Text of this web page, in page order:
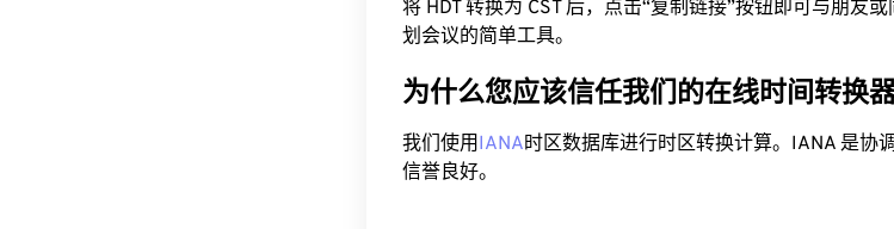
将 HDT 转换为 CST 后，点击“复制链接”按钮即可与朋友
划会议的简单工具。
为什么您应该信任我们的在线时间转换器
我们使用IANA时区数据库进行时区转换计算。IANA 是协
信誉良好。